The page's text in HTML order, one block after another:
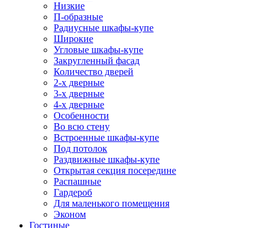
Низкие
П-образные
Радиусные шкафы-купе
Широкие
Угловые шкафы-купе
Закругленный фасад
Количество дверей
2-х дверные
3-х дверные
4-х дверные
Особенности
Во всю стену
Встроенные шкафы-купе
Под потолок
Раздвижные шкафы-купе
Открытая секция посередине
Распашные
Гардероб
Для маленького помещения
Эконом
Гостиные